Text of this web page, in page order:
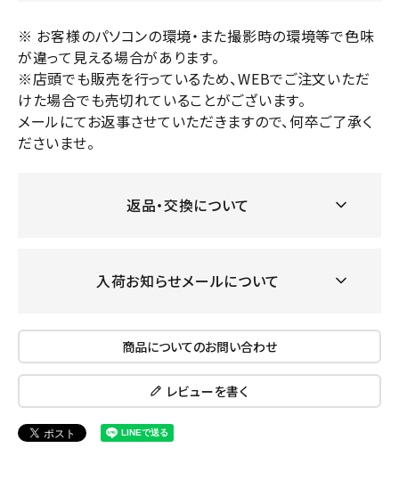
※ お客様のパソコンの環境・また撮影時の環境等で色味
が違って見える場合があります。
※店頭でも販売を行っているため、WEBでご注文いただ
けた場合でも売切れていることがございます。
メールにてお返事させていただきますので、何卒ご了承く
ださいませ。
返品・交換について
入荷お知らせメールについて
商品についてのお問い合わせ
レビューを書く